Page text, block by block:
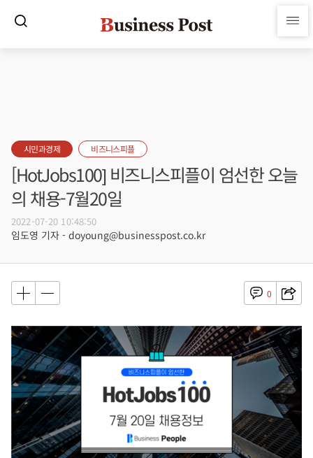
시민과경제 비즈니스피플
[HotJobs100] 비즈니스피플이 엄선한 오늘
의 채용-7월20일
2022-07-20 10:48:50
임도영 기자 - doyoung@businesspost.co.kr
0